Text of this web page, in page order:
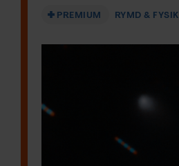
PREMIUM RYMD & FYSIK